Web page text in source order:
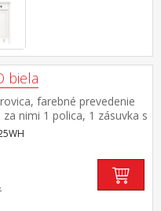
biela
farebné prevedenie
nimi 1 polica, 1 zásuvka s
maximálne nosnosti
na montáž súčasť zostavy